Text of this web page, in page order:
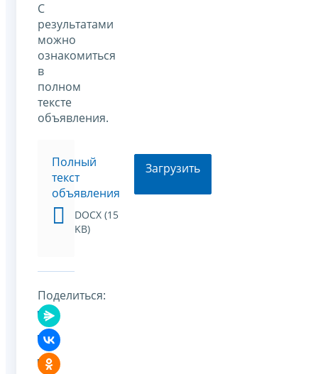
С
результатами
можно
ознакомиться
в
полном
тексте
объявления.
Полный
текст
объявления
DOCX (15
KB)
Загрузить
Поделиться: